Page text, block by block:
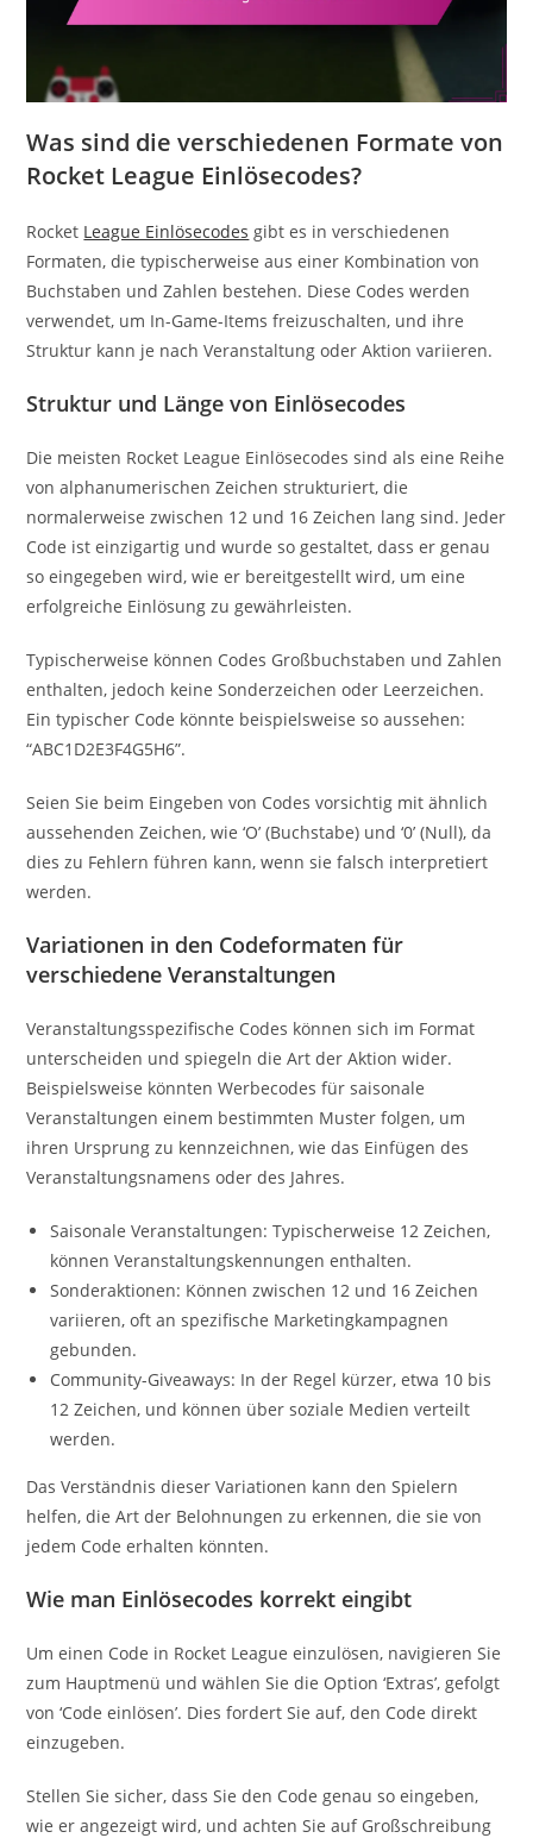
Was sind die verschiedenen Formate von
Rocket League Einlösecodes?
Rocket League Einlösecodes gibt es in verschiedenen
Formaten, die typischerweise aus einer Kombination von
Buchstaben und Zahlen bestehen. Diese Codes werden
verwendet, um In-Game-Items freizuschalten, und ihre
Struktur kann je nach Veranstaltung oder Aktion variieren.
Struktur und Länge von Einlösecodes
Die meisten Rocket League Einlösecodes sind als eine Reihe
von alphanumerischen Zeichen strukturiert, die
normalerweise zwischen 12 und 16 Zeichen lang sind. Jeder
Code ist einzigartig und wurde so gestaltet, dass er genau
so eingegeben wird, wie er bereitgestellt wird, um eine
erfolgreiche Einlösung zu gewährleisten.
Typischerweise können Codes Großbuchstaben und Zahlen
enthalten, jedoch keine Sonderzeichen oder Leerzeichen.
Ein typischer Code könnte beispielsweise so aussehen:
“ABC1D2E3F4G5H6”.
Seien Sie beim Eingeben von Codes vorsichtig mit ähnlich
aussehenden Zeichen, wie ‘O’ (Buchstabe) und ‘0’ (Null), da
dies zu Fehlern führen kann, wenn sie falsch interpretiert
werden.
Variationen in den Codeformaten für
verschiedene Veranstaltungen
Veranstaltungsspezifische Codes können sich im Format
unterscheiden und spiegeln die Art der Aktion wider.
Beispielsweise könnten Werbecodes für saisonale
Veranstaltungen einem bestimmten Muster folgen, um
ihren Ursprung zu kennzeichnen, wie das Einfügen des
Veranstaltungsnamens oder des Jahres.
Saisonale Veranstaltungen: Typischerweise 12 Zeichen,
können Veranstaltungskennungen enthalten.
Sonderaktionen: Können zwischen 12 und 16 Zeichen
variieren, oft an spezifische Marketingkampagnen
gebunden.
Community-Giveaways: In der Regel kürzer, etwa 10 bis
12 Zeichen, und können über soziale Medien verteilt
werden.
Das Verständnis dieser Variationen kann den Spielern
helfen, die Art der Belohnungen zu erkennen, die sie von
jedem Code erhalten könnten.
Wie man Einlösecodes korrekt eingibt
Um einen Code in Rocket League einzulösen, navigieren Sie
zum Hauptmenü und wählen Sie die Option ‘Extras’, gefolgt
von ‘Code einlösen’. Dies fordert Sie auf, den Code direkt
einzugeben.
Stellen Sie sicher, dass Sie den Code genau so eingeben,
wie er angezeigt wird, und achten Sie auf Großschreibung